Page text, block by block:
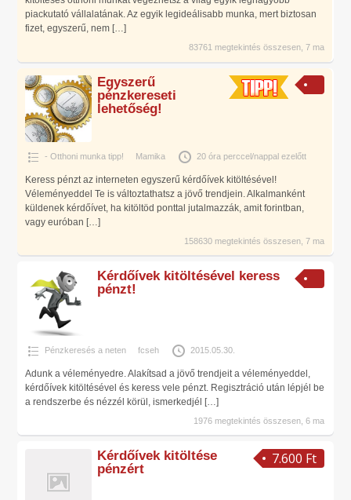
piackutató vállalatának. Az egyik legideálisabb munka, mert biztosan
fizet, egyszerű, nem […]
83761 megtekintés összesen, 7 ma
Egyszerű
pénzkereseti
lehetőség!
- Otthoni munka tipp! Mamika 20 óra perccel/nappal ezelőtt
Keress pénzt az interneten egyszerű kérdőívek kitöltésével!
Véleményeddel Te is változtathatsz a jövő trendjein. Alkalmanként
küldenek kérdőívet, ha kitöltöd ponttal jutalmazzák, amit forintban,
vagy euróban […]
158630 megtekintés összesen, 7 ma
Kérdőívek kitöltésével keress
pénzt!
Pénzkeresés a neten fcseh 2015.05.30.
Adunk a véleményedre. Alakítsad a jövő trendjeit a véleményeddel,
kérdőívek kitöltésével és keress vele pénzt. Regisztráció után lépjél be
a rendszerbe és nézzél körül, ismerkedjél […]
1976 megtekintés összesen, 6 ma
7.600 Ft
Kérdőívek kitöltése
pénzért